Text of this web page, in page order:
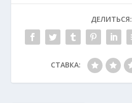
ДЕЛИТЬСЯ:
СТАВКА: